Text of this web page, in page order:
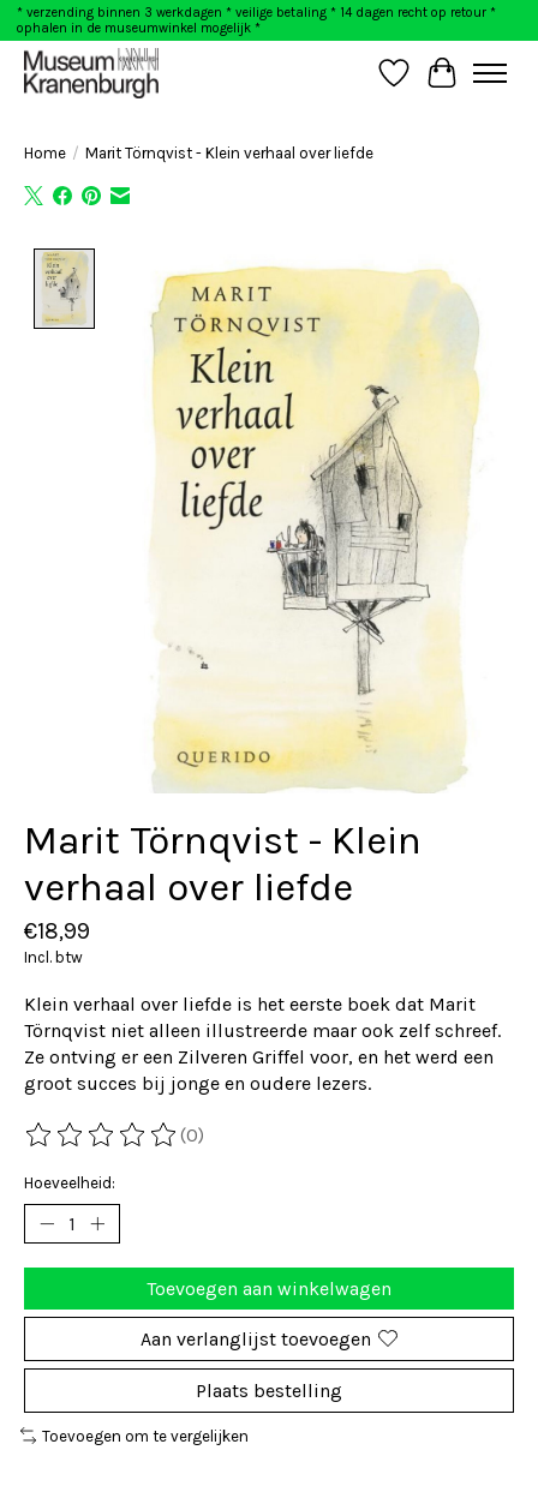
* verzending binnen 3 werkdagen * veilige betaling * 14 dagen recht op retour *
ophalen in de museumwinkel mogelijk *
Verlanglijst
Home / Marit Törnqvist - Klein verhaal over liefde
Marit Törnqvist - Klein
verhaal over liefde
€18,99
Incl. btw
Klein verhaal over liefde is het eerste boek dat Marit
Törnqvist niet alleen illustreerde maar ook zelf schreef.
Ze ontving er een Zilveren Griffel voor, en het werd een
groot succes bij jonge en oudere lezers.
De beoordeling van dit product is
(0)
Hoeveelheid:
Toevoegen aan winkelwagen
Aan verlanglijst toevoegen
Plaats bestelling
Toevoegen om te vergelijken